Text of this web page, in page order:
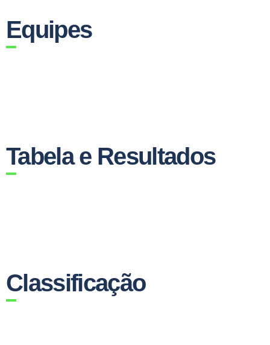
Equipes
Tabela e Resultados
Classificação